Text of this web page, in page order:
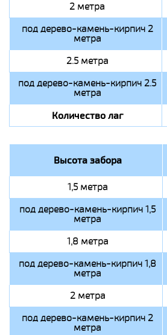
2 метра
под дерево-камень-кирпич 2
метра
2.5 метра
под дерево-камень-кирпич 2.5
метра
Количество лаг
Высота забора
1,5 метра
под дерево-камень-кирпич 1,5
метра
1,8 метра
под дерево-камень-кирпич 1,8
метра
2 метра
под дерево-камень-кирпич 2
метра